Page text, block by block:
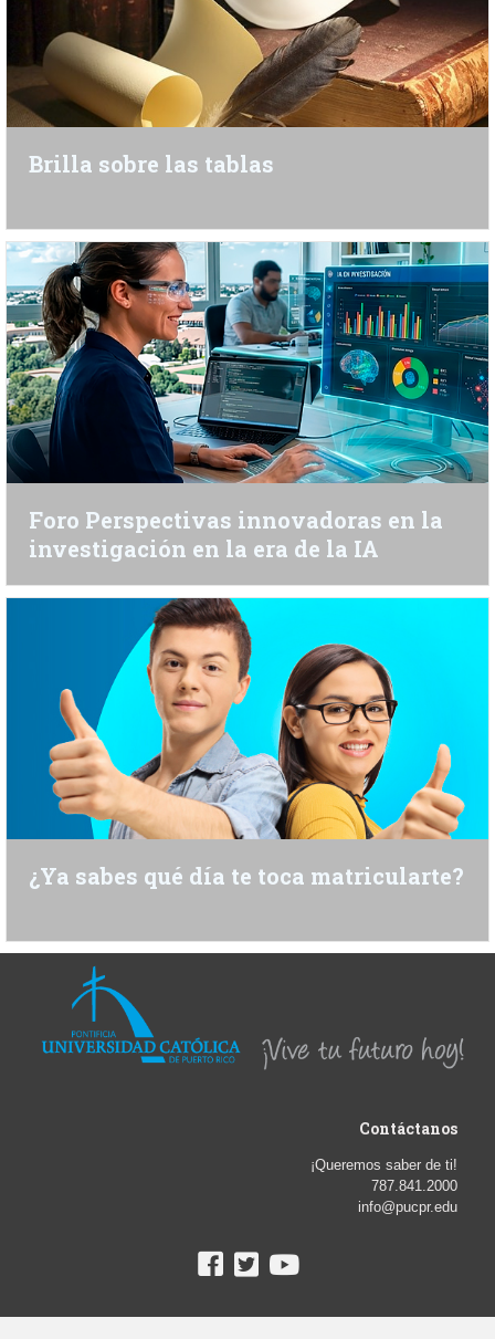
Brilla sobre las tablas
Foro Perspectivas innovadoras en la
investigación en la era de la IA
¿Ya sabes qué día te toca matricularte?
Contáctanos
¡Queremos saber de ti!
787.841.2000
info@pucpr.edu